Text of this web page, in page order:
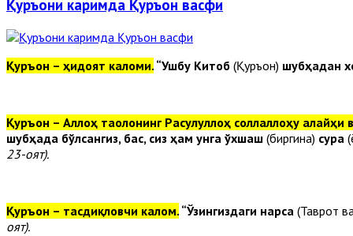
Қуръони каримда Қуръон васфи
Қуръон – ҳидоят каломи. “Ушбу Китоб (Қуръон) шубҳадан
Қуръон – Аллоҳ таолонинг Расулуллоҳ соллаллоҳу алайҳи
шубҳада бўлсангиз, бас, сиз ҳам унга ўхшаш (биргина) сура
23-оят).
Қуръон – тасдиқловчи калом. “Ўзингиздаги нарса (Таврот
оят).